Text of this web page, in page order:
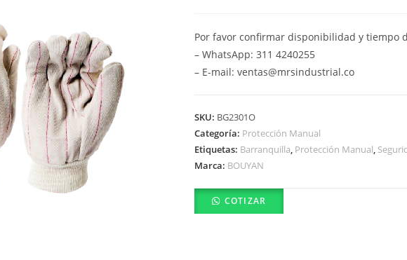
Por favor confirmar disponibilidad y tiempo
– WhatsApp: 311 4240255
– E-mail: ventas@mrsindustrial.co
SKU: BG2301O
Categoría: Protección Manual
Etiquetas: Barranquilla Protección Manual
Marca: BOUYAN
COTIZAR